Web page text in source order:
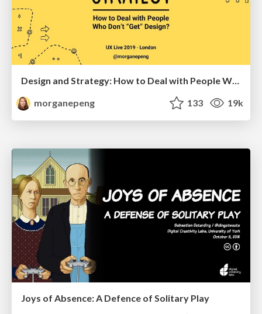
Design and Strategy: How to Deal with People Who Don’t "Get" Design
morganepeng
133 19k
Joys of Absence: A Defence of Solitary Play